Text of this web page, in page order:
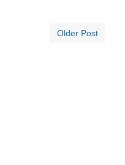
Older Post